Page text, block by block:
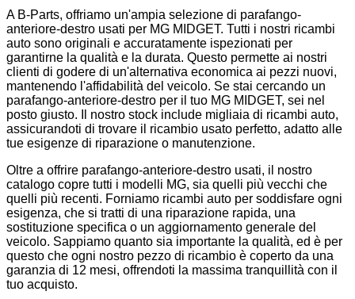
A B-Parts, offriamo un'ampia selezione di parafango-
anteriore-destro usati per MG MIDGET. Tutti i nostri ricambi
auto sono originali e accuratamente ispezionati per
garantirne la qualità e la durata. Questo permette ai nostri
clienti di godere di un'alternativa economica ai pezzi nuovi,
mantenendo l'affidabilità del veicolo. Se stai cercando un
parafango-anteriore-destro per il tuo MG MIDGET, sei nel
posto giusto. Il nostro stock include migliaia di ricambi auto,
assicurandoti di trovare il ricambio usato perfetto, adatto alle
tue esigenze di riparazione o manutenzione.
Oltre a offrire parafango-anteriore-destro usati, il nostro
catalogo copre tutti i modelli MG, sia quelli più vecchi che
quelli più recenti. Forniamo ricambi auto per soddisfare ogni
esigenza, che si tratti di una riparazione rapida, una
sostituzione specifica o un aggiornamento generale del
veicolo. Sappiamo quanto sia importante la qualità, ed è per
questo che ogni nostro pezzo di ricambio è coperto da una
garanzia di 12 mesi, offrendoti la massima tranquillità con il
tuo acquisto.